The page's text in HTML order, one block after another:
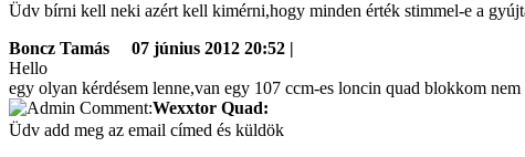
Üdv bírni kell neki azért kell kimérni,hogy minden érték stimmel-e a
Boncz Tamás
07 június 2012 20:52 |
Hello
egy olyan kérdésem lenne,van egy 107 ccm-es loncin quad blokkom
Wexxtor Quad:
Üdv add meg az email címed és küldök